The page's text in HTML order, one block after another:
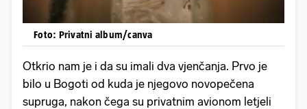
Foto: Privatni album/canva
Otkrio nam je i da su imali dva vjenčanja. Prvo je
bilo u Bogoti od kuda je njegovo novopečena
supruga, nakon čega su privatnim avionom letjeli